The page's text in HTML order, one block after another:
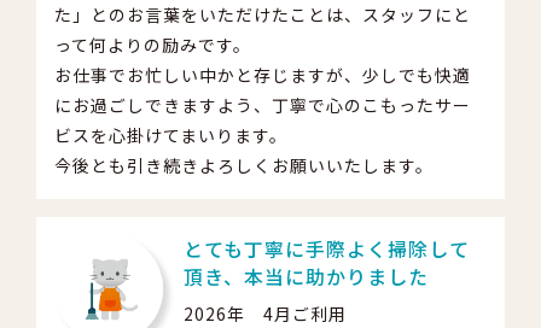
た」とのお言葉をいただけたことは、スタッフにと
って何よりの励みです。
お仕事でお忙しい中かと存じますが、少しでも快適
にお過ごしできますよう、丁寧で心のこもったサー
ビスを心掛けてまいります。
今後とも引き続きよろしくお願いいたします。
とても丁寧に手際よく掃除して
頂き、本当に助かりました
2026年 4月ご利用